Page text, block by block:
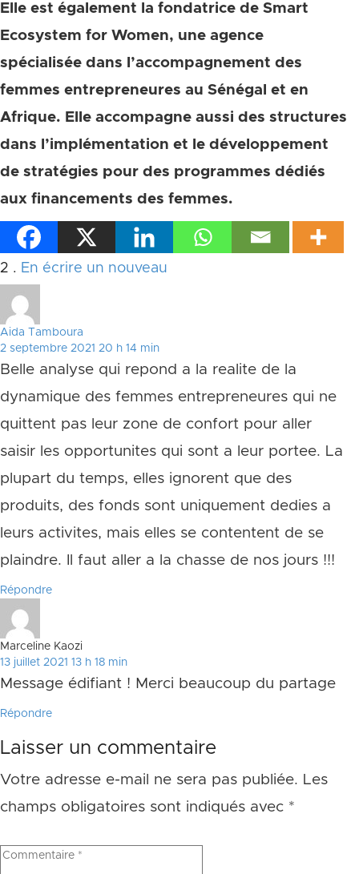
Elle est également la fondatrice de Smart
Ecosystem for Women, une agence
spécialisée dans l’accompagnement des
femmes entrepreneures au Sénégal et en
Afrique. Elle accompagne aussi des structures
dans l’implémentation et le développement
de stratégies pour des programmes dédiés
aux financements des femmes.
2 Commentaires
. En écrire un nouveau
Aida Tamboura
2 septembre 2021 20 h 14 min
Belle analyse qui repond a la realite de la
dynamique des femmes entrepreneures qui ne
quittent pas leur zone de confort pour aller
saisir les opportunites qui sont a leur portee. La
plupart du temps, elles ignorent que des
produits, des fonds sont uniquement dedies a
leurs activites, mais elles se contentent de se
plaindre. Il faut aller a la chasse de nos jours !!!
Répondre
Marceline Kaozi
13 juillet 2021 13 h 18 min
Message édifiant ! Merci beaucoup du partage
Répondre
Laisser un commentaire
Votre adresse e-mail ne sera pas publiée. Les
champs obligatoires sont indiqués avec *